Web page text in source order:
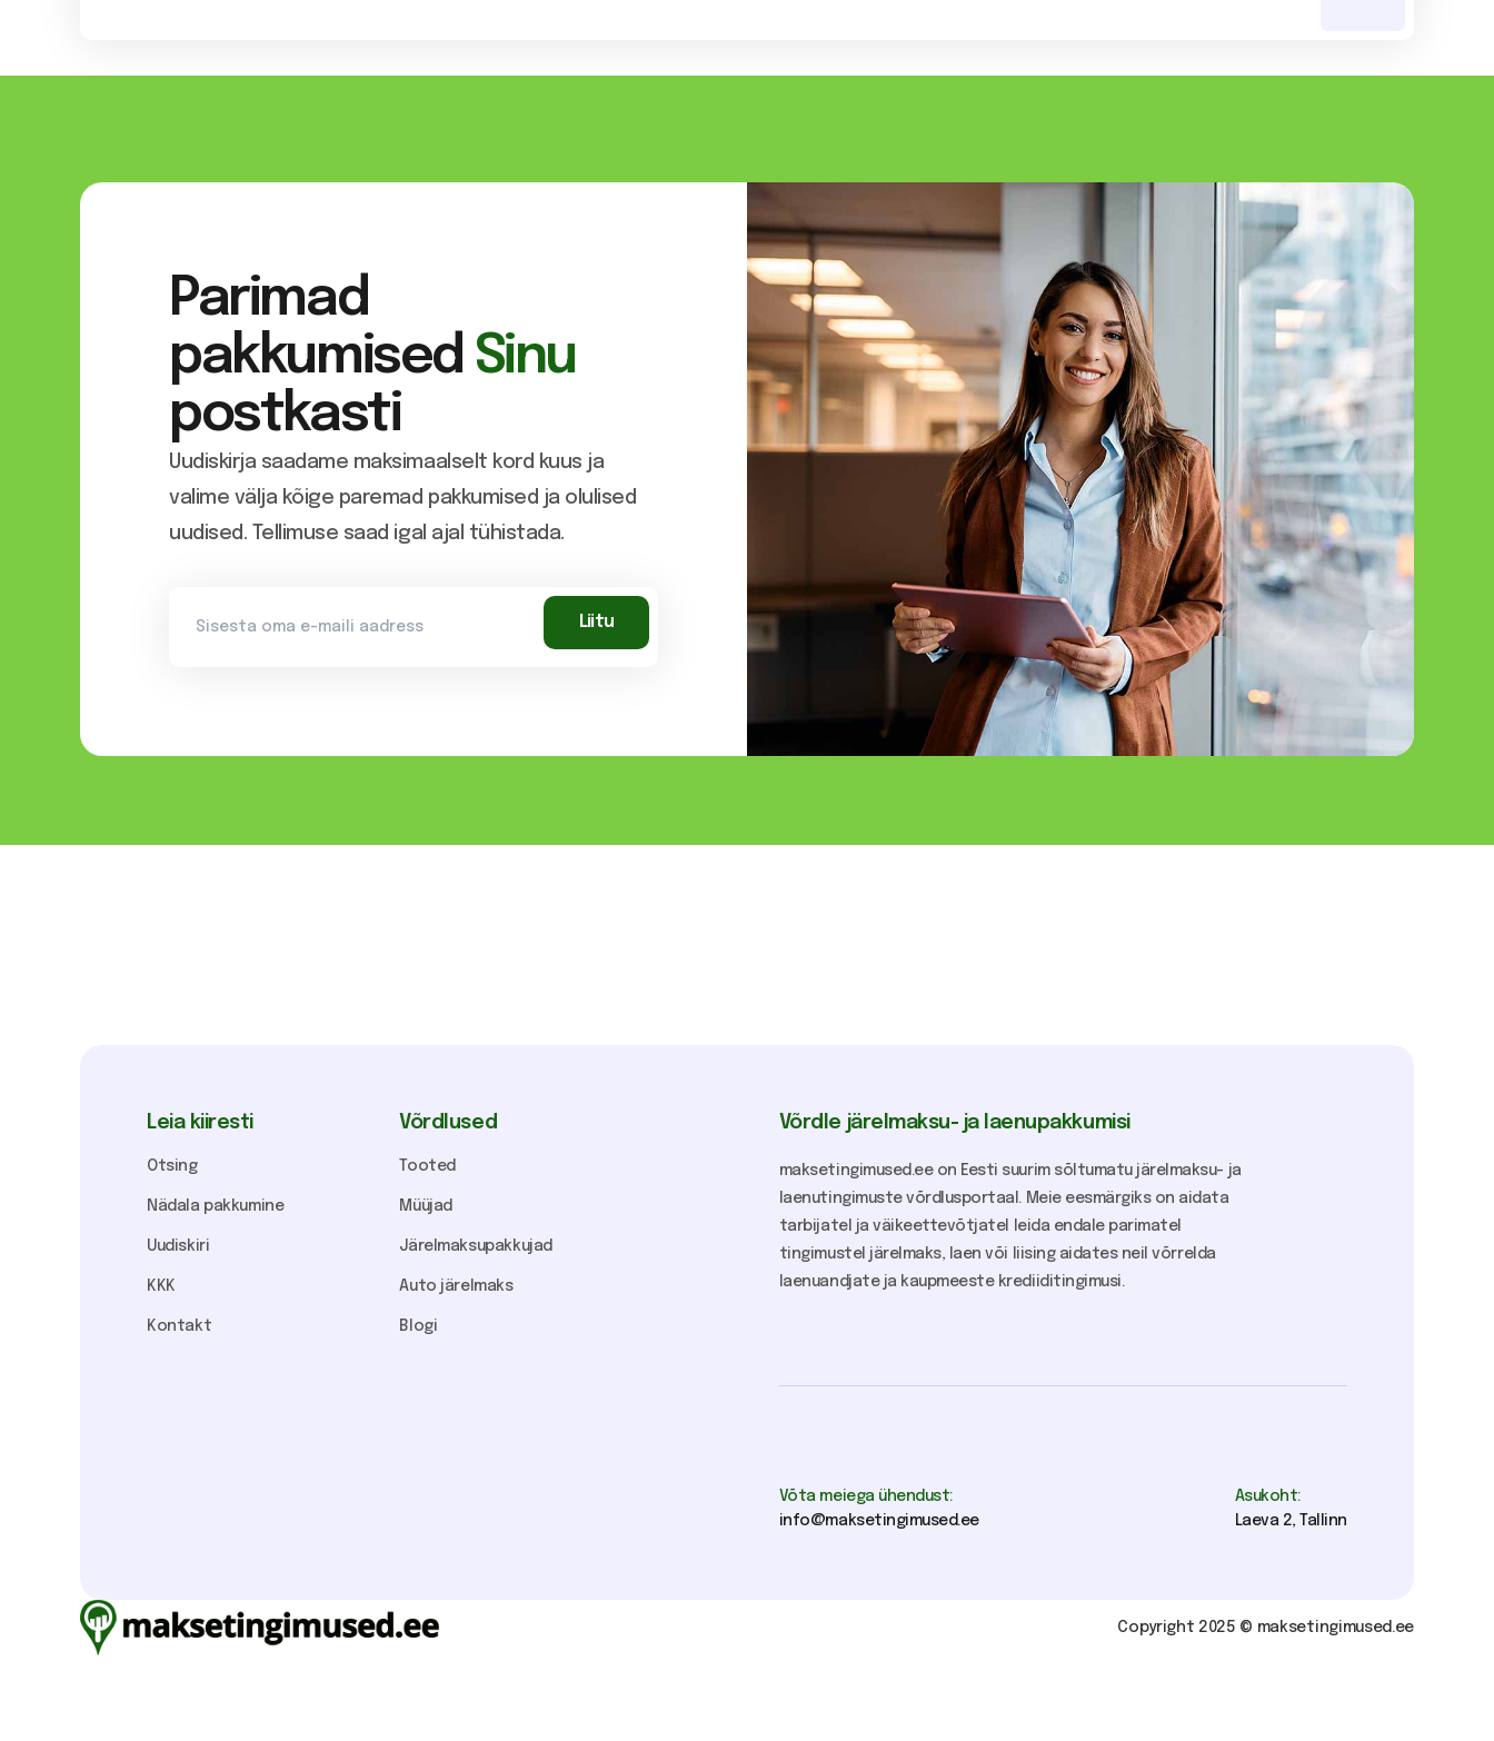
Parimad
pakkumised Sinu
postkasti
Uudiskirja saadame maksimaalselt kord kuus ja
valime välja kõige paremad pakkumised ja olulised
uudised. Tellimuse saad igal ajal tühistada.
Leia kiiresti
Otsing
Nädala pakkumine
Uudiskiri
KKK
Kontakt
Võrdlused
Tooted
Müüjad
Järelmaksupakkujad
Auto järelmaks
Blogi
Võrdle järelmaksu- ja laenupakkumisi
maksetingimused.ee on Eesti suurim sõltumatu järelmaksu- ja
laenutingimuste võrdlusportaal. Meie eesmärgiks on aidata
tarbijatel ja väikeettevõtjatel leida endale parimatel
tingimustel järelmaks, laen või liising aidates neil võrrelda
laenuandjate ja kaupmeeste krediiditingimusi.
Võta meiega ühendust:
info@maksetingimused.ee
Asukoht:
Laeva 2, Tallinn
Copyright 2025 © maksetingimused.ee